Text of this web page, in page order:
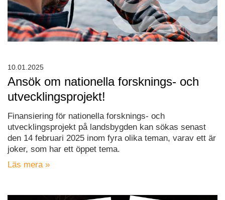
Ansök om nationella forsknings- och
utvecklingsprojekt!
Finansiering för nationella forsknings- och
utvecklingsprojekt på landsbygden kan sökas senast
den 14 februari 2025 inom fyra olika teman, varav ett är
joker, som har ett öppet tema.
Läs mera »
10.01.2025